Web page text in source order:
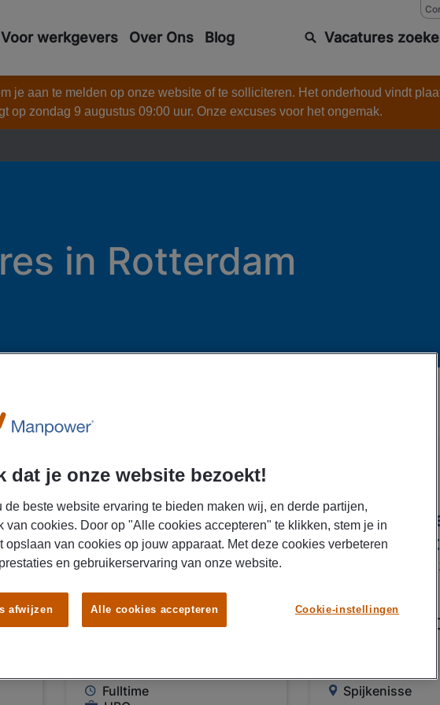
Voor werkgevers Over Ons Blog Vacatures
je aan te melden op onze website of te solliciteren. Het onderhoud vindt
op zondag 9 augustus 09:00 uur. Onze excuses voor het ongemak.
in Rotterdam
Procurement
Delivery Support BP
Europoort
Rotterdam
€ 25,00 Per uur
Fulltime
Customer
€ 3300 - €
Spijkenisse
dat je onze website bezoekt!
de beste website ervaring te bieden maken wij, en derde partijen,
van cookies. Door op "Alle cookies accepteren" te klikken, stem je in
opslaan van cookies op jouw apparaat. Met deze cookies verbeteren
en gebruikerservaring van onze website.
Cookie-instellingen
afwijzen Alle cookies accepteren